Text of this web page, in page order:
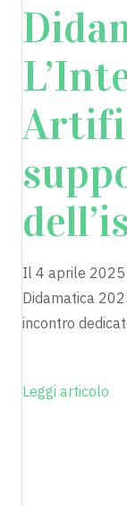
Il 4 aprile 2025
Didamatica
incontro
Leggi articolo